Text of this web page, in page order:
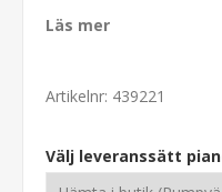
Läs mer
Artikelnr: 439221
Välj leveranssätt